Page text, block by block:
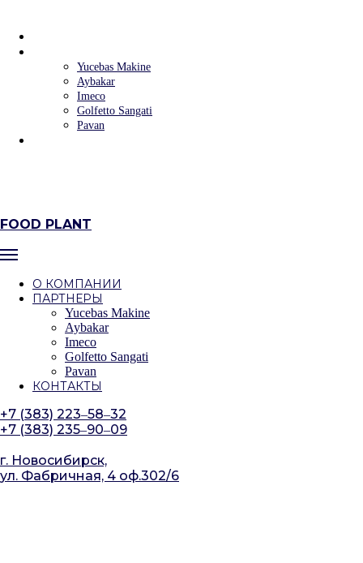
Yucebas Makine
Aybakar
Imeco
Golfetto Sangati
Pavan
FOOD PLANT
О КОМПАНИИ
ПАРТНЕРЫ
Yucebas Makine
Aybakar
Imeco
Golfetto Sangati
Pavan
КОНТАКТЫ
+7 (383) 223‒58‒32
+7 (383) 235‒90‒09
г. Новосибирск,
ул. Фабричная, 4 оф.302/6